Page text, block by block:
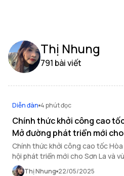
Thị Nhung
791 bài viết
Diễn đàn 4 phút đọc
Chính thức khởi công cao
Mở đường phát triển mới cho
Chính thức khởi công cao tốc
hội phát triển mới cho Sơn La và
giao thông và kinh tế.
Thị Nhung 22/05/2025